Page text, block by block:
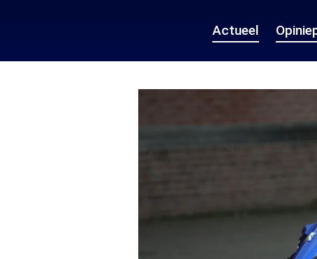
Actueel